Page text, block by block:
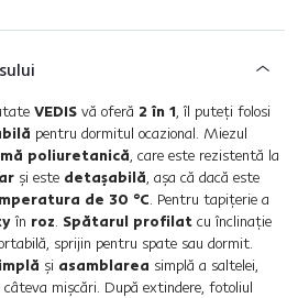
VEDIS vă oferă 2 în 1, îl puteţi folosi
pentru dormitul ocazional. Miezul
poliuretanică, care este rezistentă la
şi este detaşabilă, aşa că dacă este
de 30 °C. Pentru tapiţerie a
în roz. Spătarul profilat cu înclinaţie
sprijin pentru spate sau dormit.
şi asamblarea simplă a saltelei,
câteva mişcări. După extindere, fotoliul